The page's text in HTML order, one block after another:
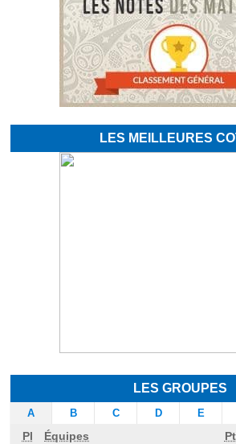
LES MEILLEURES
LES GROUPES
A B C D E
Pl Équipes